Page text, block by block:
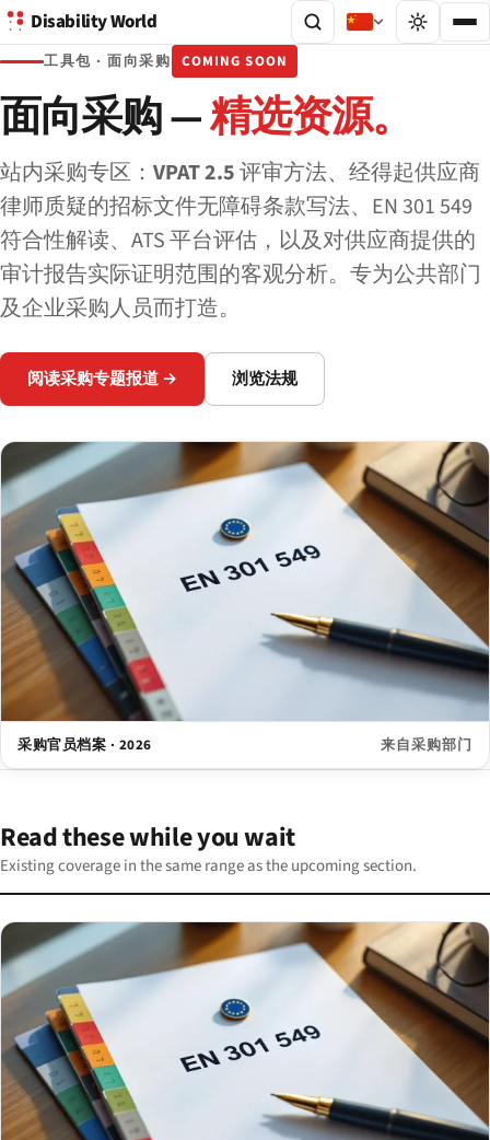
Disability World
工具包 · 面向采购 COMING SOON
面向采购 —精选资源。
站内采购专区： VPAT 2.5评审方法、经得起供应商
律师质疑的招标文件无障碍条款写法、EN 301 549
符合性解读、ATS 平台评估，以及对供应商提供的
审计报告实际证明范围的客观分析。专为公共部门
及企业采购人员而打造。
阅读采购专题报道 → 浏览法规
采购官员档案 · 2026 来自采购部门
Read these while you wait
Existing coverage in the same range as the upcoming section.